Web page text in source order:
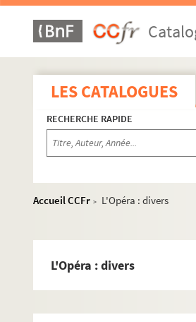
LES CATALOGUES
RECHERCHE RAPIDE
Accueil CCFr >
L'Opéra : divers
L'Opéra : divers